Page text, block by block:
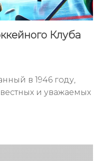
Клуба
в 1946 году,
и уважаемых